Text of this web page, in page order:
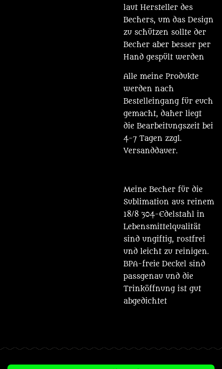
laut Hersteller des
Bechers, um das Design
zu schützen sollte der
Becher aber besser per
Hand gespült werden
Alle meine Produkte
werden nach
Bestelleingang für euch
gemacht, daher liegt
die Bearbeitungszeit bei
4-7 Tagen zzgl.
Versanddauer.
Meine Becher für die
Sublimation aus reinem
18/8 304-Edelstahl in
Lebensmittelqualität
sind ungiftig, rostfrei
und leicht zu reinigen.
BPA-freie Deckel sind
passgenau und die
Trinköffnung ist gut
abgedichtet